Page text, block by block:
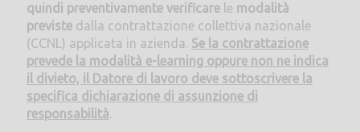
quindi preventivamente verificarele modalità
previstedalla contrattazione collettiva nazionale
(CCNL) applicata in azienda. Se la contrattazione
prevede la modalità e-learning oppure non ne indica
il divieto, il Datore di lavoro deve sottoscrivere la
specifica dichiarazione di assunzione di
responsabilità.